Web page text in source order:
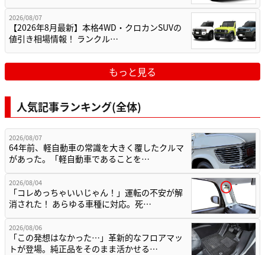
2026/08/07
【2026年8月最新】本格4WD・クロカンSUVの
値引き相場情報！ ランクル…
もっと見る
人気記事ランキング(全体)
2026/08/07
64年前、軽自動車の常識を大きく覆したクルマ
があった。「軽自動車であることを…
2026/08/04
「コレめっちゃいいじゃん！」運転の不安が解
消された！ あらゆる車種に対応。死…
2026/08/06
「この発想はなかった…」革新的なフロアマッ
トが登場。純正品をそのまま活かせる…